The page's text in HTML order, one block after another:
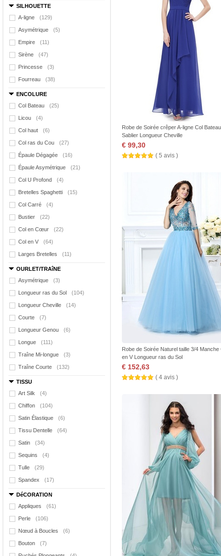
SILHOUETTE
A-ligne
(129)
Asymétrique (5)
Empire (11)
Sirène (47)
Princesse (3)
Fourreau (38)
ENCOLURE
Col Bateau
(25)
Licou (4)
Col haut (6)
Col ras du Cou (27)
Épaule Dégagée (16)
Épaule Asymétrique (21)
Col U Profond (4)
Bretelles Spaghetti (15)
Col Carré (4)
Bustier (22)
Col en Cœur (22)
Col en V (64)
Larges Bretelles (11)
OURLET/TRAîNE
Asymétrique
(3)
Longueur ras du Sol (104)
Longueur Cheville (14)
Courte (7)
Longueur Genou (6)
Longue (111)
Traîne Mi-longue (3)
Traîne Courte (132)
TISSU
Art Silk
(4)
Chiffon (104)
Satin Élastique (6)
Tissu Dentelle (64)
Satin (34)
Sequins (4)
Tulle (29)
Spandex (17)
DéCORATION
Appliques
(61)
Perle (106)
Nœud à Boucles (6)
Bouton (7)
Robe de Soirée crêper A-ligne Col Bateau
Sablier Longueur Cheville
€ 99,30
( 5 avis )
Robe de Soirée Naturel taille 3/4 Manche
en V Longueur ras du Sol
€ 152,63
( 4 avis )